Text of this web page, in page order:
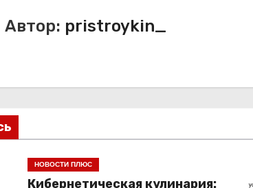
Автор: pristroykin_
НОВОСТИ ПЛЮС
Кибернетическая кулинария: